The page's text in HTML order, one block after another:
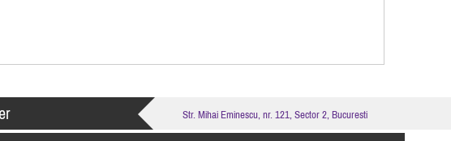
Str. Mihai Eminescu, nr. 121, Sector 2, Bucuresti